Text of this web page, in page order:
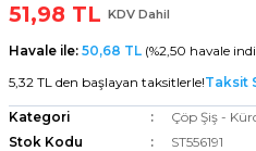
51,98 TL KDV Dahil
Havale ile: 50,68 TL (%2,50 havale
5,32 TL den başlayan taksitlerle!Taksit
Kategori
Çöp Şiş -
Stok Kodu
ST556191